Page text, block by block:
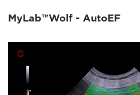
MyLab™Wolf - AutoEF